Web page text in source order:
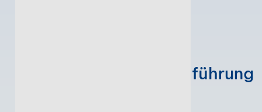
automatisierten Buchführung